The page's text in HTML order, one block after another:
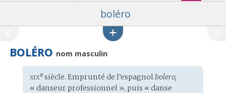
boléro
BOLÉRO nom masculin
Étymologie
:
xixesiècle. Emprunté de l’espagnolbolero,
« danseur professionnel », puis « danse